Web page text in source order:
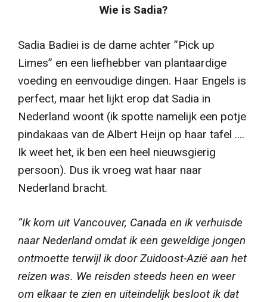
Wie is Sadia?
Sadia Badiei is de dame achter ”Pick up
Limes” en een liefhebber van plantaardige
voeding en eenvoudige dingen. Haar Engels is
perfect, maar het lijkt erop dat Sadia in
Nederland woont (ik spotte namelijk een potje
pindakaas van de Albert Heijn op haar tafel ….
Ik weet het, ik ben een heel nieuwsgierig
persoon). Dus ik vroeg wat haar naar
Nederland bracht.
”Ik kom uit Vancouver, Canada en ik verhuisde
naar Nederland omdat ik een geweldige jongen
ontmoette terwijl ik door Zuidoost-Azië aan het
reizen was. We reisden steeds heen en weer
om elkaar te zien en uiteindelijk besloot ik dat